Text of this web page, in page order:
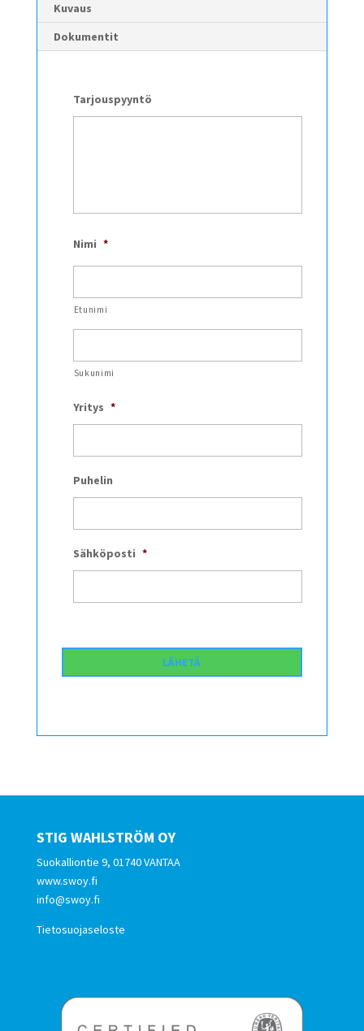
Kuvaus
Dokumentit
Tarjouspyyntö
Nimi *
Etunimi
Sukunimi
Yritys *
Puhelin
Sähköposti *
STIG WAHLSTRÖM OY
Suokalliontie 9, 01740 VANTAA
www.swoy.fi
info@swoy.fi
Tietosuojaseloste